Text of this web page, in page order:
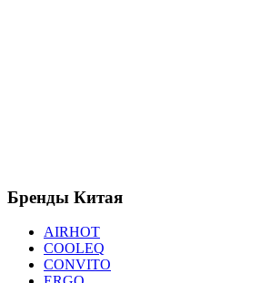
Бренды Китая
AIRHOT
COOLEQ
CONVITO